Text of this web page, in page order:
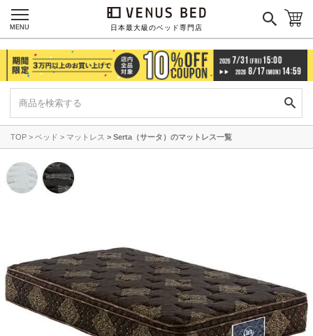
日本最大級のベッド専門店
MENU
TOP ベッド マットレス Serta（サータ）のマットレス一覧